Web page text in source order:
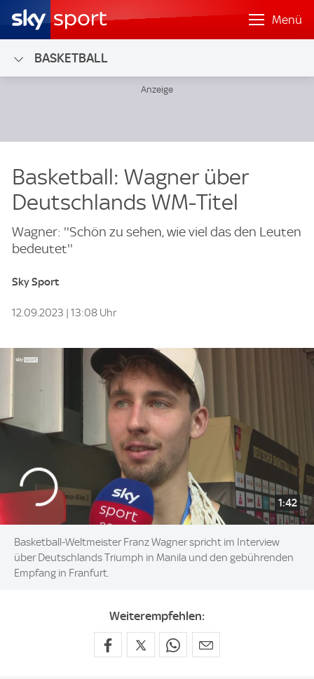
Menü
BASKETBALL
Basketball: Wagner über
Deutschlands WM-Titel
Wagner: ''Schön zu sehen, wie viel das den Leuten
bedeutet''
Sky Sport
12.09.2023 | 13:08 Uhr
1:42
Basketball-Weltmeister Franz Wagner spricht im Interview
über Deutschlands Triumph in Manila und den gebührenden
Empfang in Franfurt.
Weiterempfehlen: